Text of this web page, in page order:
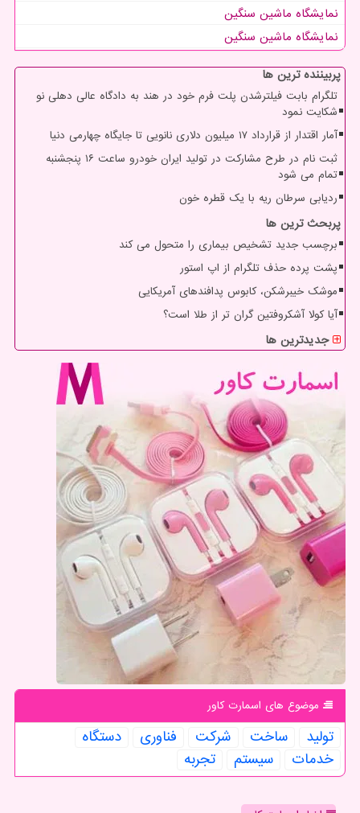
نمایشگاه ماشین سنگین
نمایشگاه ماشین سنگین
پربیننده ترین ها
تلگرام بابت فیلترشدن پلت فرم خود در هند به دادگاه عالی دهلی نو
شکایت نمود
آمار اقتدار از قرارداد ۱۷ میلیون دلاری نانویی تا جایگاه چهارمی دنیا
ثبت نام در طرح مشارکت در تولید ایران خودرو ساعت ۱۶ پنجشنبه
تمام می شود
ردیابی سرطان ریه با یک قطره خون
پربحث ترین ها
برچسب جدید تشخیص بیماری را متحول می کند
پشت پرده حذف تلگرام از اپ استور
موشک خیبرشکن، کابوس پدافندهای آمریکایی
آیا کولا آشکروفتین گران تر از طلا است؟
جدیدترین ها
موضوع های اسمارت كاور
تولید ساخت شركت فناوری
دستگاه
خدمات
سیستم تجربه